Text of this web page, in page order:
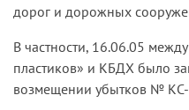
дорог и дорожных
В частности, 16.06.05
пластиков» и КБДХ было
возмещении убытков №